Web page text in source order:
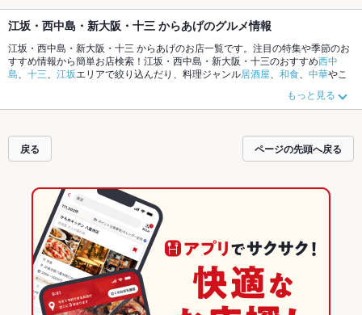
江坂・西中島・新大阪・十三 からあげのグルメ情報
江坂・西中島・新大阪・十三 からあげのお店一覧です。注目の特集や季節のお
すすめ情報から簡単お店検索！江坂・西中島・新大阪・十三のおすすめ西中
島
十三 江坂エリアで絞り込んだり、料理ジャンル居酒屋 和食 中華やこ
ッパーグルメなら、お得なクーポンはもちろん、とっておきのメニューや季節
のおすすめ料理など、お店の最新情報をご紹介しているので安心！24時間使え
も、会社の宴会にも、デートやパーティーにもお得に便利にホットペッパーグ
ルメをご利用ください。
もっと見る
戻る ページの先頭へ戻る